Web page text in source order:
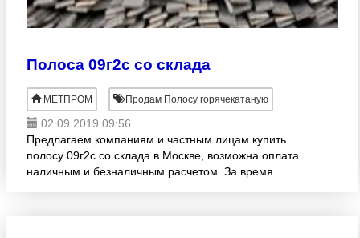
Полоса 09г2с со склада
МЕТПРОМ Продам Полосу горячекатаную
02.09.2019 09:56
Предлагаем компаниям и частным лицам купить
полосу 09г2с со склада в Москве, возможна оплата
наличным и безналичным расчетом. За время